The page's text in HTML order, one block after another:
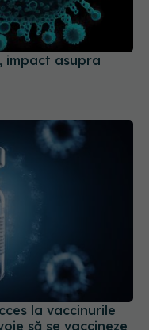
impact asupra
la vaccinurile
să se vaccineze